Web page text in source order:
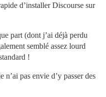
d’installer Discourse sur
part (dont j’ai déjà perdu
semblé assez lourd
!
n’ai pas envie d’y passer des